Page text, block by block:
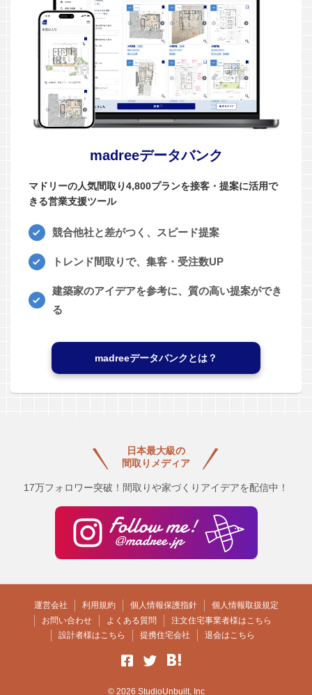
madreeデータバンク
マドリーの人気間取り4,800プランを接客・提案に活用で
きる営業支援ツール
競合他社と差がつく、スピード提案
トレンド間取りで、集客・受注数UP
建築家のアイデアを参考に、質の高い提案ができ
る
madreeデータバンクとは？
日本最大級の
間取りメディア
17万フォロワー突破！間取りや家づくりアイデアを配信中！
運営会社 利用規約 個人情報保護指針
個人情報取扱規定
お問い合わせ
よくある質問
注文住宅事業者様はこちら
設計者様はこちら
提携住宅会社 退会はこちら
© 2026 StudioUnbuilt, Inc